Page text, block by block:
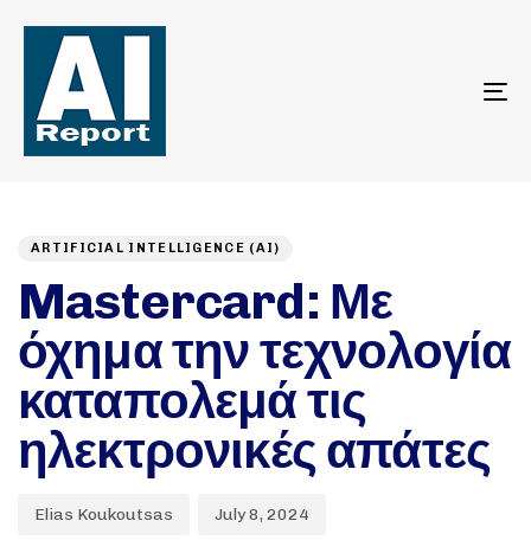
ARTIFICIAL INTELLIGENCE (AI)
Mastercard: Με
όχημα την τεχνολογία
καταπολεμά τις
ηλεκτρονικές απάτες
Elias Koukoutsas July 8, 2024